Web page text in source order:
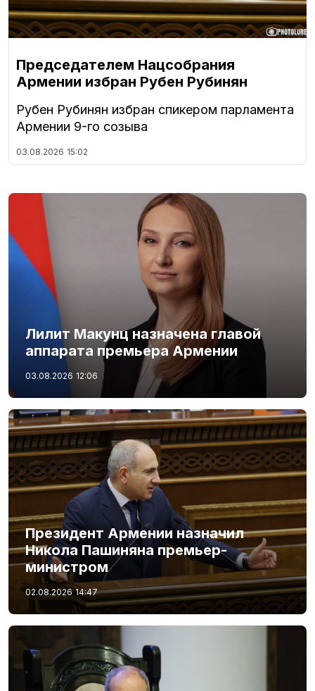
Председателем Нацсобрания
Армении избран Рубен Рубинян
Рубен Рубинян избран спикером парламента
Армении 9-го созыва
03.08.2026 15:02
Лилит Макунц назначена главой
аппарата премьера Армении
03.08.2026 12:06
Президент Армении назначил
Никола Пашиняна премьер-
министром
02.08.2026 14:47